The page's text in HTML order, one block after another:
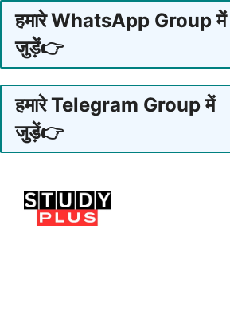
हमारे WhatsApp Group में
जुड़ें👉
हमारे Telegram Group में
जुड़ें👉
content